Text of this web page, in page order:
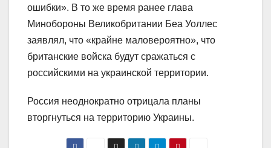
ошибки». В то же время ранее глава
Минобороны Великобритании Беа Уоллес
заявлял, что «крайне маловероятно», что
британские войска будут сражаться с
российскими на украинской территории.
Россия неоднократно отрицала планы
вторгнуться на территорию Украины.